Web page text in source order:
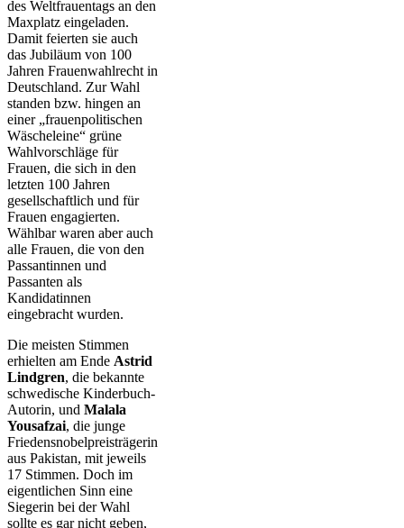
des Weltfrauentags an den
Maxplatz eingeladen.
Damit feierten sie auch
das Jubiläum von 100
Jahren Frauenwahlrecht in
Deutschland. Zur Wahl
standen bzw. hingen an
einer „frauenpolitischen
Wäscheleine“ grüne
Wahlvorschläge für
Frauen, die sich in den
letzten 100 Jahren
gesellschaftlich und für
Frauen engagierten.
Wählbar waren aber auch
alle Frauen, die von den
Passantinnen und
Passanten als
Kandidatinnen
eingebracht wurden.
Die meisten Stimmen
erhielten am Ende Astrid
Lindgren, die bekannte
schwedische Kinderbuch-
Autorin, und Malala
Yousafzai, die junge
Friedensnobelpreisträgerin
aus Pakistan, mit jeweils
17 Stimmen. Doch im
eigentlichen Sinn eine
Siegerin bei der Wahl
sollte es gar nicht geben,